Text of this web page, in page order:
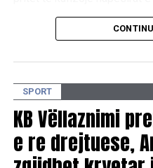
Ndërkohë, trajneri i Real
rëndësishme në repartin
Pikërisht kjo situatë ka
cila shpreson të përfitojë
brazilianit në skuadrën
vazhdojë karrierën në
SPORT
KB Vëllaznimi
e re drejtuese,